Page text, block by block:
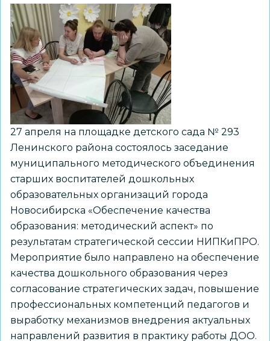
инновационные
формы
взаимодействия
с
родителями
27 апреля на площадке детского сада № 293
Ленинского района состоялось заседание
муниципального методического объединения
старших воспитателей дошкольных
образовательных организаций города
Новосибирска «Обеспечение качества
образования: методический аспект» по
результатам стратегической сессии НИПКиПРО.
Мероприятие было направлено на обеспечение
качества дошкольного образования через
согласование стратегических задач, повышение
профессиональных компетенций педагогов и
выработку механизмов внедрения актуальных
направлений развития в практику работы ДОО.